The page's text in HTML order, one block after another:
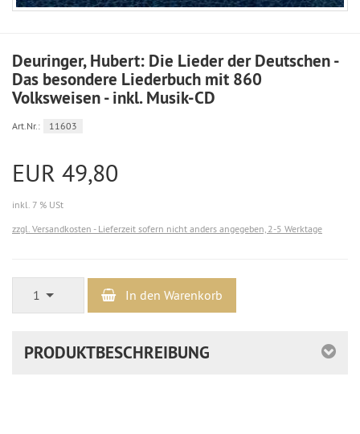
Deuringer, Hubert: Die Lieder der Deutschen -
Das besondere Liederbuch mit 860
Volksweisen - inkl. Musik-CD
Art.Nr.: 11603
EUR 49,80
inkl. 7 % USt
zzgl. Versandkosten - Lieferzeit sofern nicht anders angegeben, 2-5 Werktage
1 In den Warenkorb
PRODUKTBESCHREIBUNG